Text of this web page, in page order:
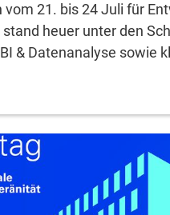
vom 21. bis 24 Juli für
heuer unter den
BI & Datenanalyse sowie